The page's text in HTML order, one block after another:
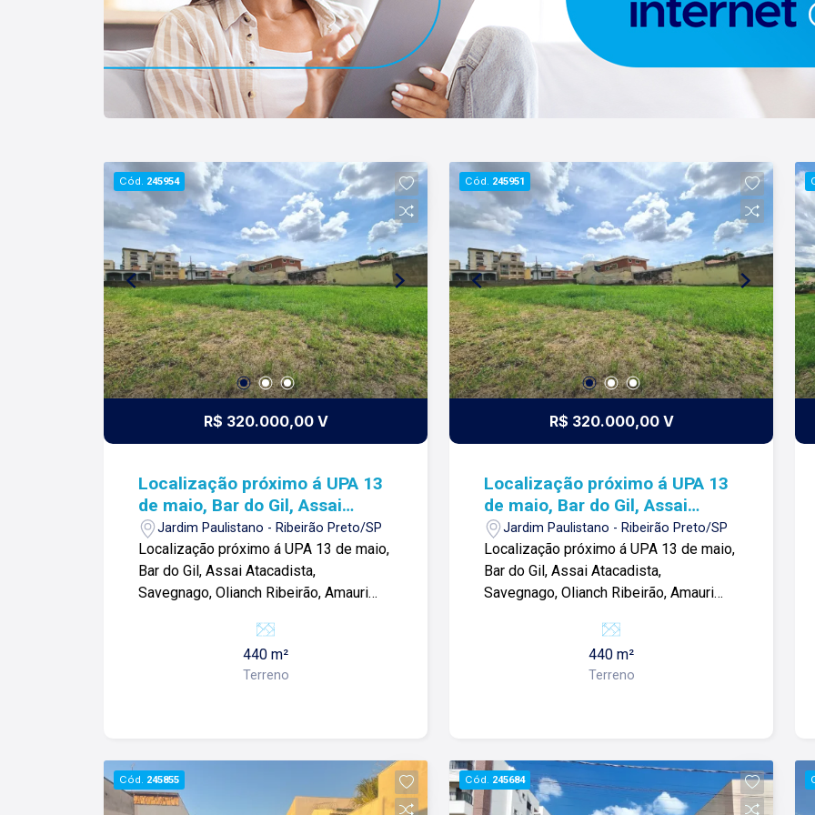
Cód. 245954
R$ 320.000,00 V
Localização próximo á UPA 13
de maio, Bar do Gil, Assai
Atacadista, Savegnago,
Olianch Ribeirão, Amauri
Lanches, e comércios Locais.
Jardim Paulistano - Ribeirão Preto/SP
Localização próximo á UPA 13 de maio,
Bar do Gil, Assai Atacadista,
Savegnago, Olianch Ribeirão, Amauri
venda de 440m² com: -Terreno amplo; -
Aclive; -Terreno murado: Para mais
informações e agendar visita, entre em
fazemos. Todos os dias construímos
laços fortes e indeléveis com nossos
proprietários e clientes. Somos uma
440 m²
Terreno
Cód. 245951
R$ 320.000,00 V
Localização próximo á UPA 13
de maio, Bar do Gil, Assai
Atacadista, Savegnago,
Olianch Ribeirão, Amauri
Lanches, e comércios Locais.
Jardim Paulistano - Ribeirão Preto/SP
Localização próximo á UPA 13 de maio,
Bar do Gil, Assai Atacadista,
Savegnago, Olianch Ribeirão, Amauri
venda de 440m² com: -Terreno amplo; -
Aclive; -Terreno murado: Para mais
informações e agendar visita, entre em
fazemos. Todos os dias construímos
laços fortes e indeléveis com nossos
proprietários e clientes. Somos uma
440 m²
Terreno
Cód. 245855 Cód. 245684